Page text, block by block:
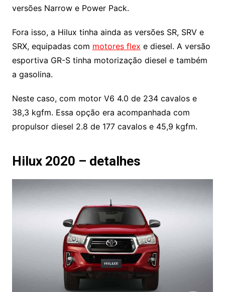
versões Narrow e Power Pack.
Fora isso, a Hilux tinha ainda as versões SR, SRV e
SRX, equipadas com motores flex e diesel. A versão
esportiva GR-S tinha motorização diesel e também
a gasolina.
Neste caso, com motor V6 4.0 de 234 cavalos e
38,3 kgfm. Essa opção era acompanhada com
propulsor diesel 2.8 de 177 cavalos e 45,9 kgfm.
Hilux 2020 – detalhes